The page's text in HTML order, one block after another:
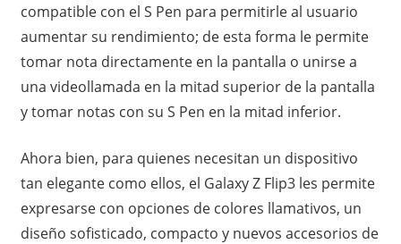
compatible con el S Pen para permitirle al usuario
aumentar su rendimiento; de esta forma le permite
tomar nota directamente en la pantalla o unirse a
una videollamada en la mitad superior de la pantalla
y tomar notas con su S Pen en la mitad inferior.
Ahora bien, para quienes necesitan un dispositivo
tan elegante como ellos, el Galaxy Z Flip3 les permite
expresarse con opciones de colores llamativos, un
diseño sofisticado, compacto y nuevos accesorios de